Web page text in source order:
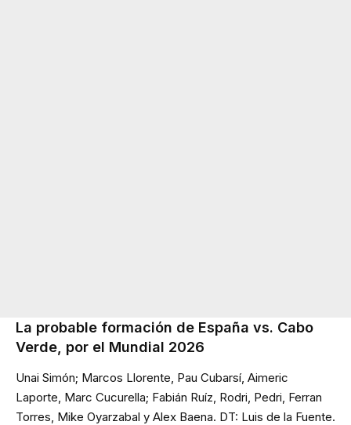
La probable formación de España vs. Cabo
Verde, por el Mundial 2026
Unai Simón; Marcos Llorente, Pau Cubarsí, Aimeric
Laporte, Marc Cucurella; Fabián Ruíz, Rodri, Pedri, Ferran
Torres, Mike Oyarzabal y Alex Baena. DT: Luis de la Fuente.